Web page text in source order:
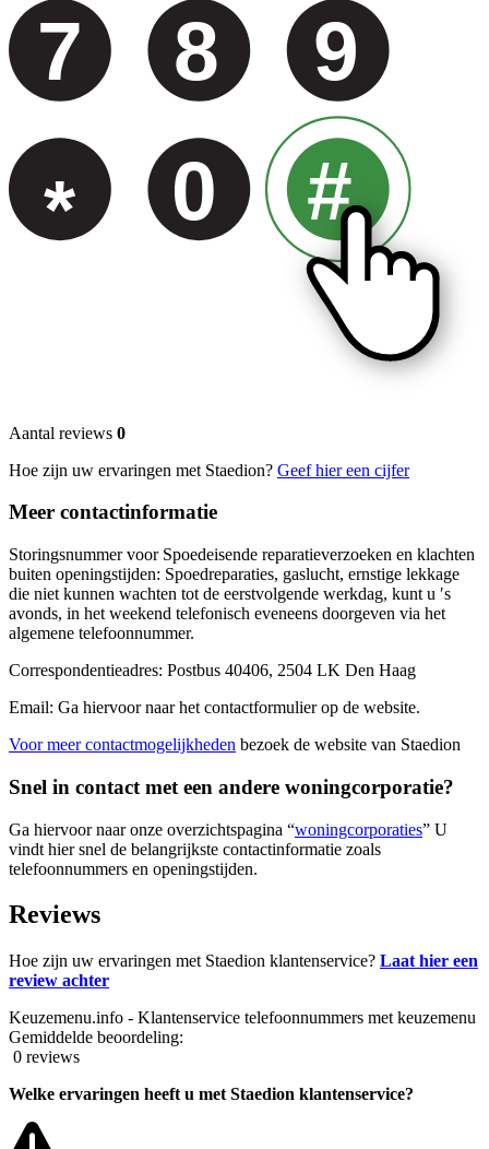
7 8 9
* 0 #
Aantal reviews 0
Hoe zijn uw ervaringen met Staedion? Geef hier een cijfer
Meer contactinformatie
Storingsnummer voor Spoedeisende reparatieverzoeken en klachten
buiten openingstijden: Spoedreparaties, gaslucht, ernstige lekkage
die niet kunnen wachten tot de eerstvolgende werkdag, kunt u ′s
avonds, in het weekend telefonisch eveneens doorgeven via het
algemene telefoonnummer.
Correspondentieadres: Postbus 40406, 2504 LK Den Haag
Email: Ga hiervoor naar het contactformulier op de website.
Voor meer contactmogelijkheden bezoek de website van Staedion
Snel in contact met een andere woningcorporatie?
Ga hiervoor naar onze overzichtspagina “woningcorporaties” U
vindt hier snel de belangrijkste contactinformatie zoals
telefoonnummers en openingstijden.
Reviews
Hoe zijn uw ervaringen met Staedion klantenservice? Laat hier een
review achter
Keuzemenu.info - Klantenservice telefoonnummers met keuzemenu
Gemiddelde beoordeling:
0 reviews
Welke ervaringen heeft u met Staedion klantenservice?